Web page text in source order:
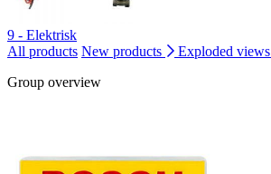
9 - Elektrisk
All products New products
Exploded views
Group overview